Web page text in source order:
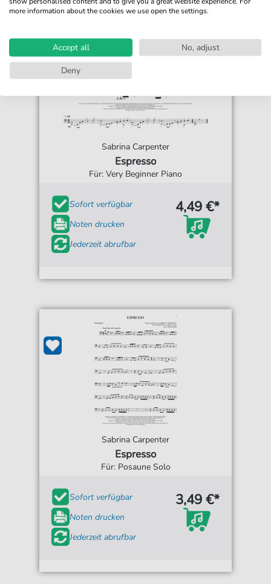
Sabrina Carpenter
Espresso
Für: Very Beginner Piano
Sofort verfügbar
Noten drucken
Jederzeit abrufbar
4,49 €*
Sabrina Carpenter
Espresso
Für: Posaune Solo
Sofort verfügbar
Noten drucken
Jederzeit abrufbar
3,49 €*
more information about the cookies we use open the settings.
Accept all
No, adjust
Deny